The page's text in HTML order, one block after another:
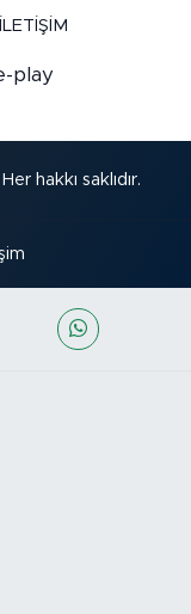
İLETİŞİM
hakkı saklıdır.